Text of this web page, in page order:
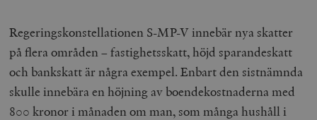
Regeringskonstellationen S-MP-V innebär nya skatter
på flera områden – fastighetsskatt, höjd sparandeskatt
och bankskatt är några exempel. Enbart den sistnämnda
skulle innebära en höjning av boendekostnaderna med
800 kronor i månaden om man, som många hushåll i